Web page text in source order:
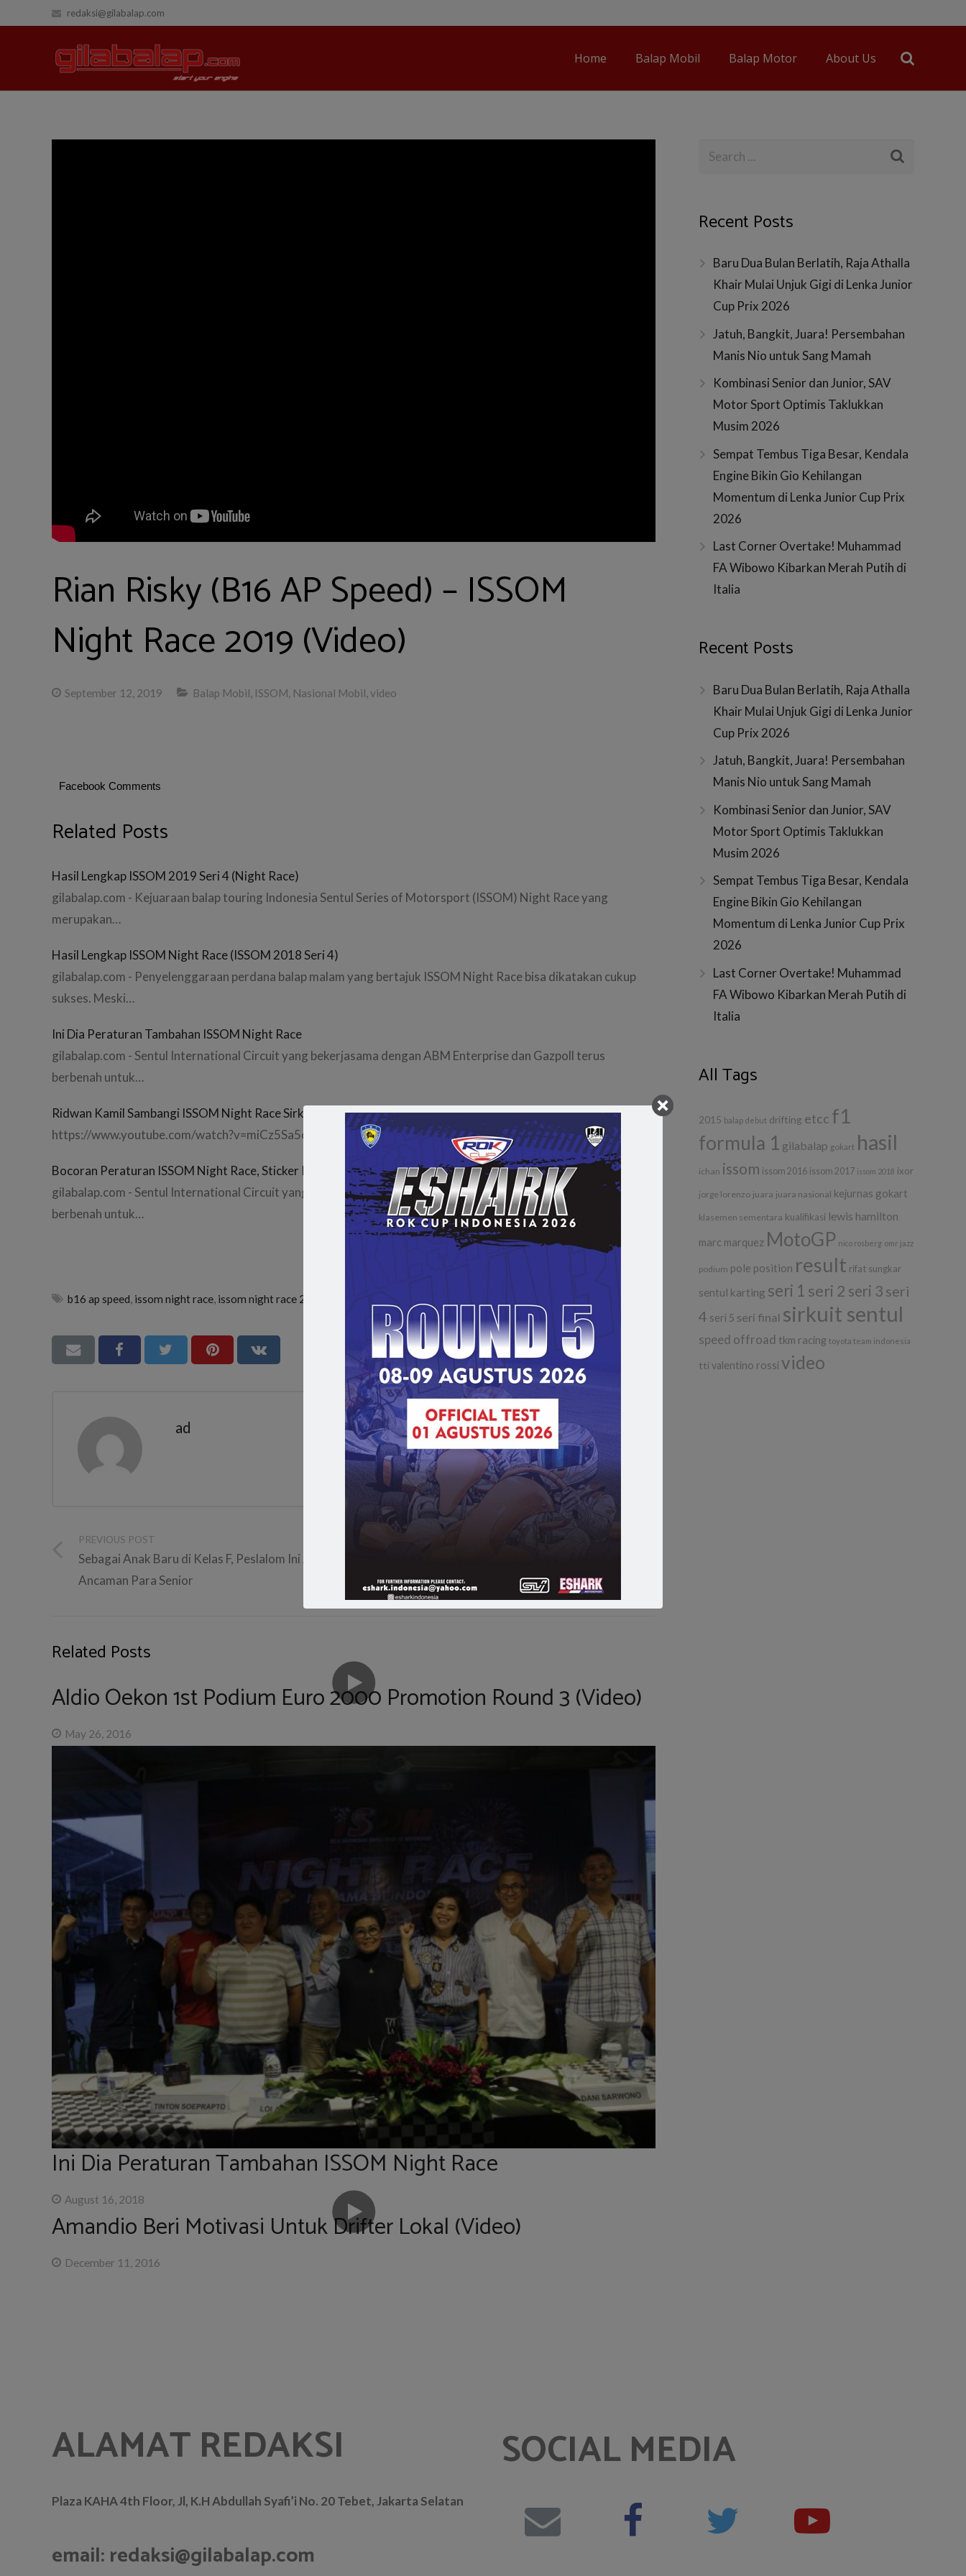
redaksi@gilabalap.com
Home Balap Mobil Balap Motor About Us
Rian Risky (B16 AP Speed) – ISSOM
Night Race 2019 (Video)
September 12, 2019 Balap Mobil ISSOM Nasional Mobil video
Facebook Comments
Related Posts
Hasil Lengkap ISSOM 2019 Seri 4 (Night Race)
gilabalap.com - Kejuaraan balap touring Indonesia Sentul Series of Motorsport (ISSOM) Night Race yang
merupakan…
Hasil Lengkap ISSOM Night Race (ISSOM 2018 Seri 4)
gilabalap.com - Penyelenggaraan perdana balap malam yang bertajuk ISSOM Night Race bisa dikatakan cukup
sukses. Meski…
Ini Dia Peraturan Tambahan ISSOM Night Race
gilabalap.com - Sentul International Circuit yang bekerjasama dengan ABM Enterprise dan Gazpoll terus
berbenah untuk…
Ridwan Kamil Sambangi ISSOM Night Race Sirkuit Sentul (Video)
https://www.youtube.com/watch?v=miCz5Sa5cLM
Bocoran Peraturan ISSOM Night Race, Sticker Reflected Dilarang
gilabalap.com - Sentul International Circuit yang bekerjasama dengan ABM Enterprise dan Gazpoll terus
berbenah untuk…
b16 ap speed, issom night race, issom night race 2019
ad
PREVIOUS POST
Sebagai Anak Baru di Kelas F, Peslalom Ini Jadi
Ancaman Para Senior
Final Kejurnas Gokart, Apa Kabarnya?
Related Posts
Aldio Oekon 1st Podium Euro 2000 Promotion Round 3 (Video)
May 26, 2016
Ini Dia Peraturan Tambahan ISSOM Night Race
August 16, 2018
Amandio Beri Motivasi Untuk Drifter Lokal (Video)
December 11, 2016
Recent Posts
Baru Dua Bulan Berlatih, Raja Athalla
Khair Mulai Unjuk Gigi di Lenka Junior
Cup Prix 2026
Jatuh, Bangkit, Juara! Persembahan
Manis Nio untuk Sang Mamah
Kombinasi Senior dan Junior, SAV
Motor Sport Optimis Taklukkan
Musim 2026
Sempat Tembus Tiga Besar, Kendala
Engine Bikin Gio Kehilangan
Momentum di Lenka Junior Cup Prix
2026
Last Corner Overtake! Muhammad
FA Wibowo Kibarkan Merah Putih di
Italia
Recent Posts
Baru Dua Bulan Berlatih, Raja Athalla
Khair Mulai Unjuk Gigi di Lenka Junior
Cup Prix 2026
Jatuh, Bangkit, Juara! Persembahan
Manis Nio untuk Sang Mamah
Kombinasi Senior dan Junior, SAV
Motor Sport Optimis Taklukkan
Musim 2026
Sempat Tembus Tiga Besar, Kendala
Engine Bikin Gio Kehilangan
Momentum di Lenka Junior Cup Prix
2026
Last Corner Overtake! Muhammad
FA Wibowo Kibarkan Merah Putih di
Italia
All Tags
2015 balap debut drifting etcc f1
formula 1 gilabalap gokart hasil
ichan issom issom 2016 issom 2017 issom 2018 ixor
jorge lorenzo juara juara nasional kejurnas gokart
klasemen sementara kualifikasi lewis hamilton
marc marquez MotoGP nico rosberg omr jazz
podium pole position result rifat sungkar
sentul karting seri 1 seri 2 seri 3 seri
4 seri 5 seri final sirkuit sentul
speed offroad tkm racing toyota team indonesia
tti valentino rossi video
ALAMAT REDAKSI
Plaza KAHA 4th Floor, Jl, K.H Abdullah Syafi’i No. 20 Tebet, Jakarta Selatan
email: redaksi@gilabalap.com
SOCIAL MEDIA